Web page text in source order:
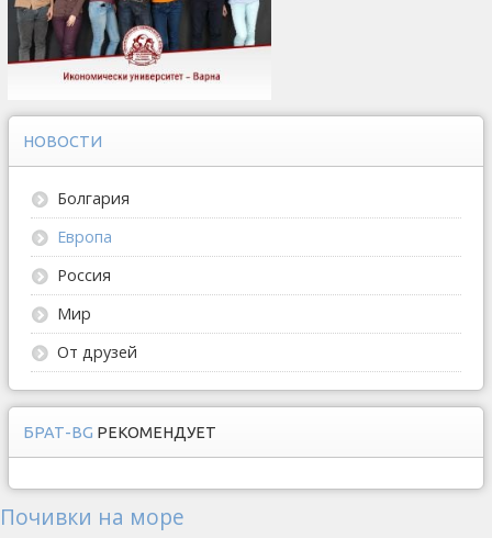
НОВОСТИ
Болгария
Европа
Россия
Мир
От друзей
БРАТ-BG РЕКОМЕНДУЕТ
Почивки на море